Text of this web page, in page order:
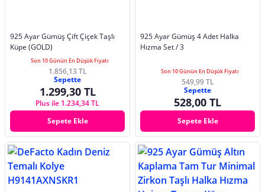
925 Ayar Gümüş Çift Çiçek Taşlı
Küpe (GOLD)
Son 10 Günün En Düşük Fiyatı
1.856,13 TL
Sepette
1.299,30 TL
Plus ile 1.234,34 TL
Sepete Ekle
925 Ayar Gümüş 4 Adet Halka
Hızma Set / 3
Son 10 Günün En Düşük Fiyatı
549,99 TL
Sepette
528,00 TL
Sepete Ekle